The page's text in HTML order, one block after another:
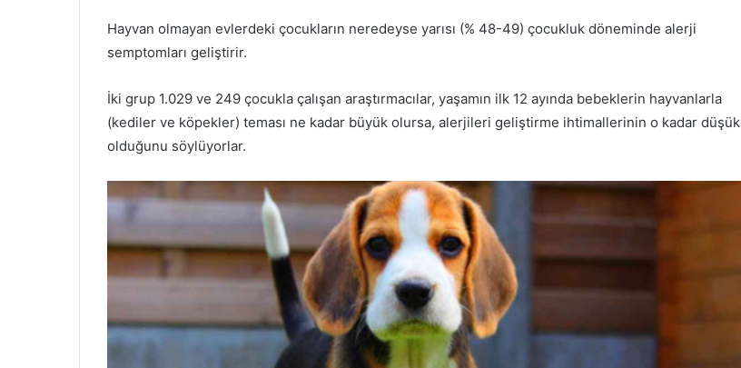
Hayvan olmayan evlerdeki çocukların neredeyse yarısı (% 48-49) çocukluk döneminde alerji
semptomları geliştirir.
İki grup 1.029 ve 249 çocukla çalışan araştırmacılar, yaşamın ilk 12 ayında bebeklerin hayvanlarla
(kediler ve köpekler) teması ne kadar büyük olursa, alerjileri geliştirme ihtimallerinin o kadar düşük
olduğunu söylüyorlar.